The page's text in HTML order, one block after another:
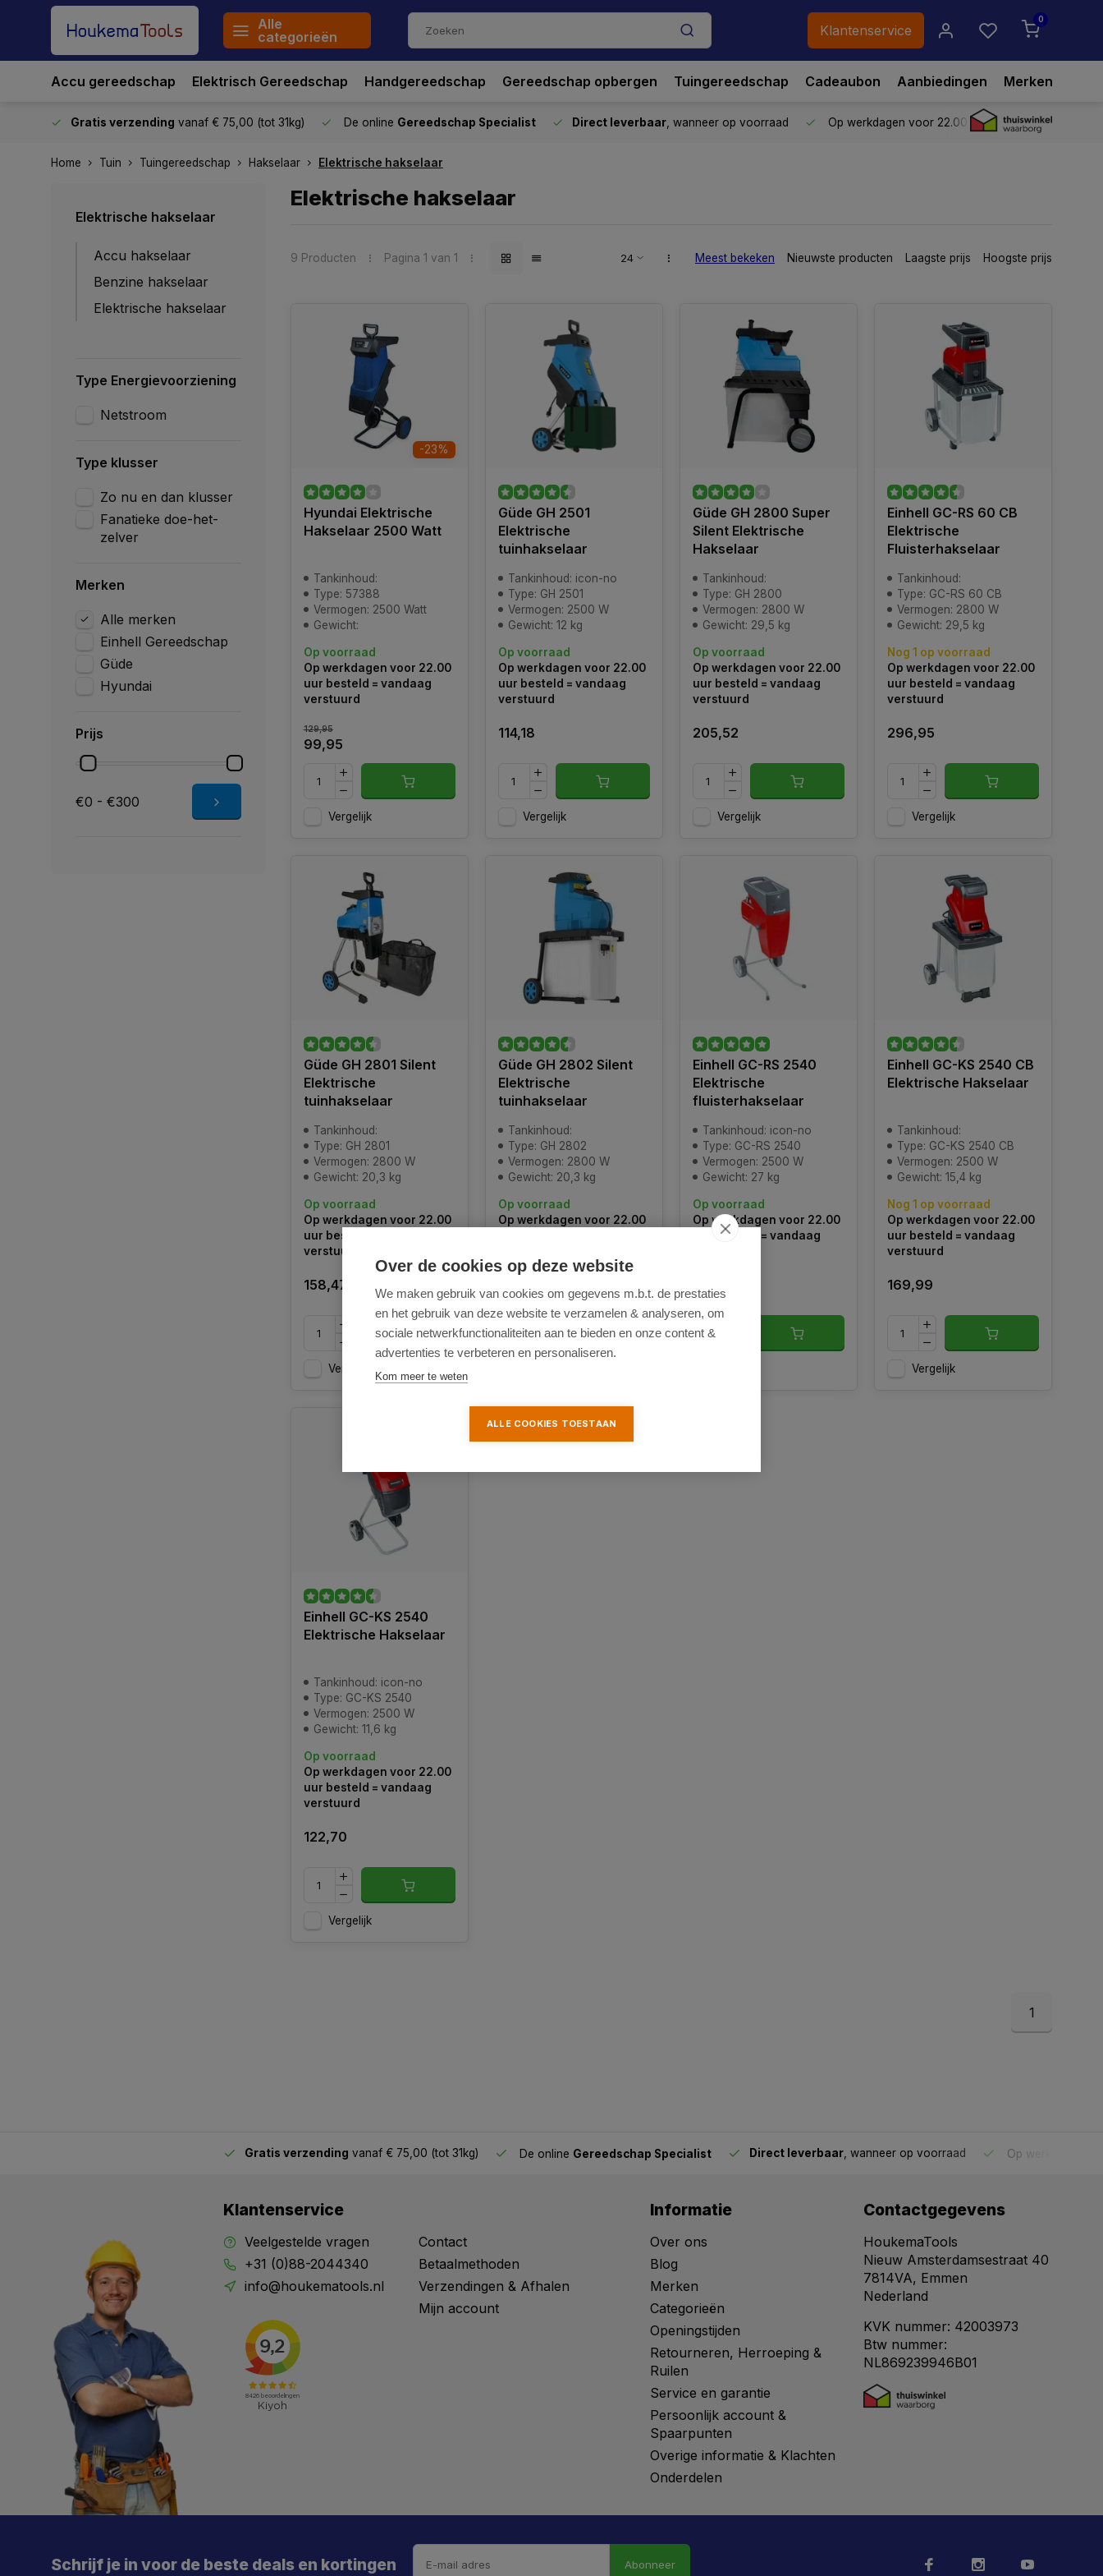
Alle
categorieën
Klantenservice
0
Accu gereedschap Elektrisch Gereedschap Handgereedschap Gereedschap opbergen Tuingereedschap Cadeaubon Aanbiedingen Merken
Gratis verzending vanaf € 75,00 (tot 31kg) De online Gereedschap Specialist Direct leverbaar , wanneer op voorraad Op werkdagen voor 22.00 uur besteld,vandaag
Home Tuin Tuingereedschap Hakselaar Elektrische hakselaar
Elektrische hakselaar
Accu hakselaar
Benzine hakselaar
Elektrische hakselaar
Type Energievoorziening
Netstroom
Type klusser
Zo nu en dan klusser
Fanatieke doe-het-
zelver
Merken
Alle merken
Einhell Gereedschap
Güde
Hyundai
Prijs
€0 - €300
Elektrische hakselaar
9 Producten Pagina 1 van 1 Meest bekeken Nieuwste producten Laagste prijs Hoogste prijs
-23%
Hyundai Elektrische
Hakselaar 2500 Watt
Tankinhoud:
Type: 57388
Vermogen: 2500 Watt
Gewicht:
Op voorraad
Op werkdagen voor 22.00
uur besteld = vandaag
verstuurd
129,95
99,95
Vergelijk
Güde GH 2501
Elektrische
tuinhakselaar
Tankinhoud: icon-no
Type: GH 2501
Vermogen: 2500 W
Gewicht: 12 kg
Op voorraad
Op werkdagen voor 22.00
uur besteld = vandaag
verstuurd
114,18
Vergelijk
Güde GH 2800 Super
Silent Elektrische
Hakselaar
Tankinhoud:
Type: GH 2800
Vermogen: 2800 W
Gewicht: 29,5 kg
Op voorraad
Op werkdagen voor 22.00
uur besteld = vandaag
verstuurd
205,52
Vergelijk
Einhell GC-RS 60 CB
Elektrische
Fluisterhakselaar
Tankinhoud:
Type: GC-RS 60 CB
Vermogen: 2800 W
Gewicht: 29,5 kg
Nog 1 op voorraad
Op werkdagen voor 22.00
uur besteld = vandaag
verstuurd
296,95
Vergelijk
Güde GH 2801 Silent
Elektrische
tuinhakselaar
Tankinhoud:
Type: GH 2801
Vermogen: 2800 W
Gewicht: 20,3 kg
Op voorraad
Op werkdagen voor 22.00
uur besteld = vandaag
verstuurd
158,47
Vergelijk
Güde GH 2802 Silent
Elektrische
tuinhakselaar
Tankinhoud:
Type: GH 2802
Vermogen: 2800 W
Gewicht: 20,3 kg
Op voorraad
Op werkdagen voor 22.00
268,31
Einhell GC-RS 2540
Elektrische
fluisterhakselaar
Tankinhoud: icon-no
Type: GC-RS 2540
Vermogen: 2500 W
Gewicht: 27 kg
Op voorraad
Op werkdagen voor 22.00
uur besteld = vandaag
190,71
Einhell GC-KS 2540 CB
Elektrische Hakselaar
Tankinhoud:
Type: GC-KS 2540 CB
Vermogen: 2500 W
Gewicht: 15,4 kg
Nog 1 op voorraad
Op werkdagen voor 22.00
uur besteld = vandaag
verstuurd
169,99
Vergelijk
Einhell GC-KS 2540
Elektrische Hakselaar
Tankinhoud: icon-no
Type: GC-KS 2540
Vermogen: 2500 W
Gewicht: 11,6 kg
Op voorraad
Op werkdagen voor 22.00
uur besteld = vandaag
verstuurd
122,70
Vergelijk
1
Gratis verzending vanaf € 75,00 (tot 31kg) De online Gereedschap Specialist Direct leverbaar , wanneer op voorraad Op werkdagen
Klantenservice
Veelgestelde vragen
+31 (0)88-2044340
info@houkematools.nl
Contact
Betaalmethoden
Verzendingen & Afhalen
Mijn account
Informatie
Over ons
Blog
Merken
Categorieën
Openingstijden
Retourneren, Herroeping &
Ruilen
Service en garantie
Persoonlijk account &
Spaarpunten
Overige informatie & Klachten
Onderdelen
Contactgegevens
HoukemaTools
Nieuw Amsterdamsestraat 40
7814VA, Emmen
Nederland
KVK nummer: 42003973
Btw nummer:
NL869239946B01
Schrijf je in voor de beste deals en kortingen Abonneer
Meld je aan en mis geen enkele actie, aanbieding
of nieuwe deal meer. Én je krijgt direct €5 korting!
Over de cookies op deze website
We maken gebruik van cookies om gegevens m.b.t. de prestaties
en het gebruik van deze website te verzamelen & analyseren, om
sociale netwerkfunctionaliteiten aan te bieden en onze content &
advertenties te verbeteren en personaliseren.
Kom meer te weten
ALLE COOKIES TOESTAAN